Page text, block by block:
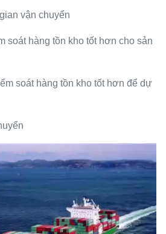
vận chuyển
soát hàng tồn kho tốt hơn cho sản
soát hàng tồn kho tốt hơn để dự